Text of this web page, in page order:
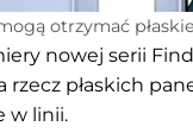
otrzymać
nowej serii
płaskich
w linii.